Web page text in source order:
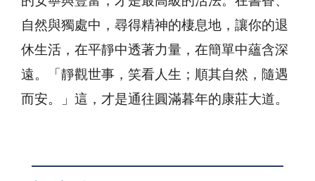
自然與獨處中，尋得精神的棲息地，讓你的退
休生活，在平靜中透著力量，在簡單中蘊含深
遠。「靜觀世事，笑看人生；順其自然，隨遇
而安。」這，才是通往圓滿暮年的康莊大道。